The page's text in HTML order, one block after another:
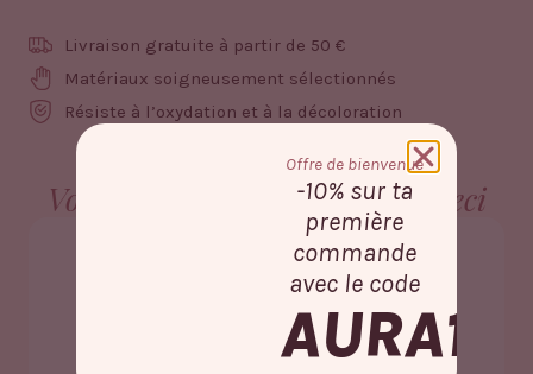
Livraison gratuite à partir de 50 €
Matériaux soigneusement sélectionnés
Résiste à l’oxydation et à la décoloration
Vous aimerez aussi peut-être ceci
Offre de bienvenue
-10% sur ta
première
commande
avec le code
AURA10